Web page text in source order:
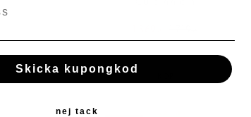
Lägg till i favoriter
Skicka kupongkod
nej tack